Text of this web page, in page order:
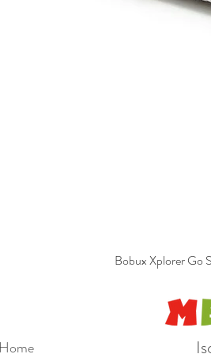
Bobux Xplorer Go
Home